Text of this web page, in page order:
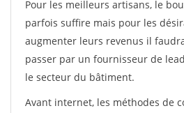
Pour les meilleurs artisans, le
parfois suffire mais pour les
augmenter leurs revenus il
passer par un fournisseur de
le secteur du bâtiment.
Avant internet, les méthodes de